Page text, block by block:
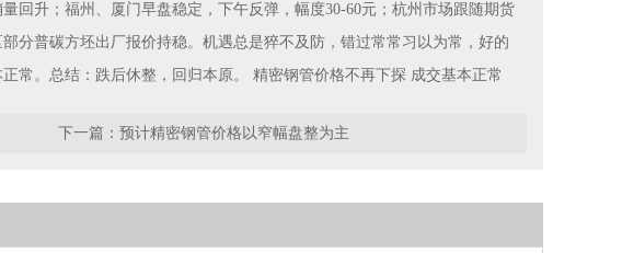
回升；福州、厦门早盘稳定，下午反弹，幅度30-60元；杭州市场跟随期货
分普碳方坯出厂报价持稳。机遇总是猝不及防，错过常常习以为常，好的
常。总结：跌后休整，回归本原。 精密钢管价格不再下探 成交基本正常
下一篇： 预计精密钢管价格以窄幅盘整为主